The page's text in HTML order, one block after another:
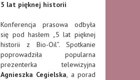
5 lat pięknej historii
Konferencja prasowa odbyła
się pod hasłem „5 lat pięknej
historii z Bio-Oil”. Spotkanie
poprowadziła popularna
prezenterka telewizyjna
Agnieszka Cegielska, a porad